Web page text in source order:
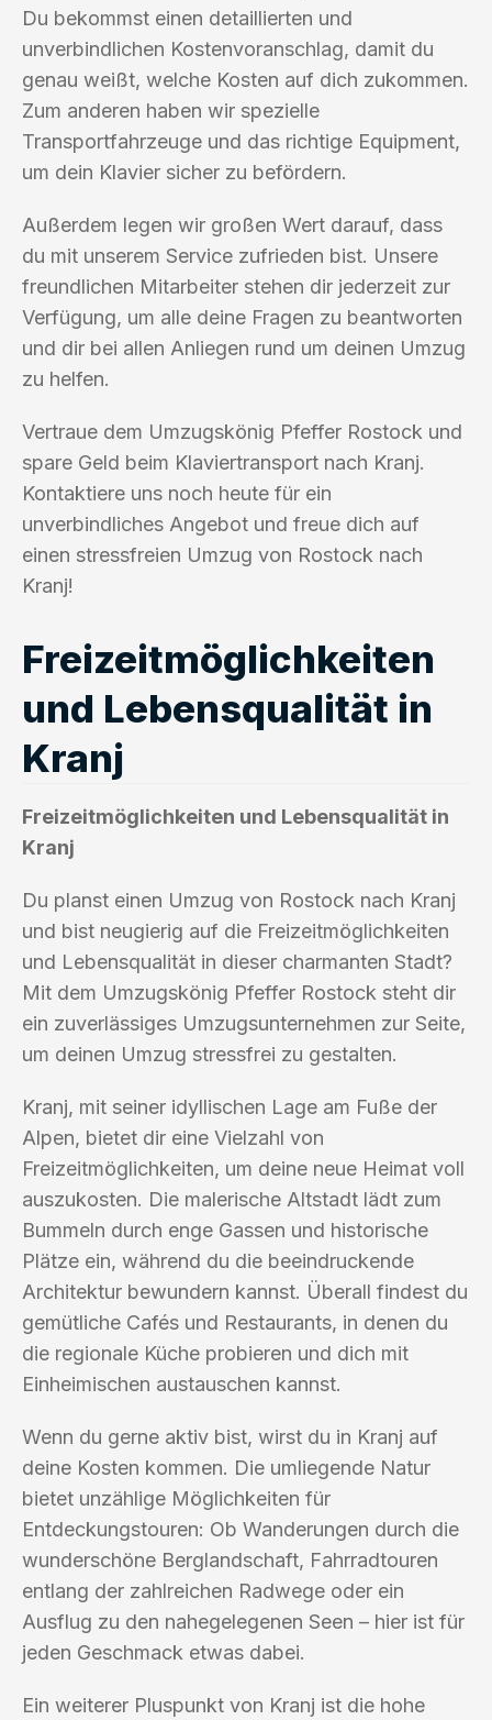
Du bekommst einen detaillierten und
unverbindlichen Kostenvoranschlag, damit du
genau weißt, welche Kosten auf dich zukommen.
Zum anderen haben wir spezielle
Transportfahrzeuge und das richtige Equipment,
um dein Klavier sicher zu befördern.
Außerdem legen wir großen Wert darauf, dass
du mit unserem Service zufrieden bist. Unsere
freundlichen Mitarbeiter stehen dir jederzeit zur
Verfügung, um alle deine Fragen zu beantworten
und dir bei allen Anliegen rund um deinen Umzug
zu helfen.
Vertraue dem Umzugskönig Pfeffer Rostock und
spare Geld beim Klaviertransport nach Kranj.
Kontaktiere uns noch heute für ein
unverbindliches Angebot und freue dich auf
einen stressfreien Umzug von Rostock nach
Kranj!
Freizeitmöglichkeiten
und Lebensqualität in
Kranj
Freizeitmöglichkeiten und Lebensqualität in
Kranj
Du planst einen Umzug von Rostock nach Kranj
und bist neugierig auf die Freizeitmöglichkeiten
und Lebensqualität in dieser charmanten Stadt?
Mit dem Umzugskönig Pfeffer Rostock steht dir
ein zuverlässiges Umzugsunternehmen zur Seite,
um deinen Umzug stressfrei zu gestalten.
Kranj, mit seiner idyllischen Lage am Fuße der
Alpen, bietet dir eine Vielzahl von
Freizeitmöglichkeiten, um deine neue Heimat voll
auszukosten. Die malerische Altstadt lädt zum
Bummeln durch enge Gassen und historische
Plätze ein, während du die beeindruckende
Architektur bewundern kannst. Überall findest du
gemütliche Cafés und Restaurants, in denen du
die regionale Küche probieren und dich mit
Einheimischen austauschen kannst.
Wenn du gerne aktiv bist, wirst du in Kranj auf
deine Kosten kommen. Die umliegende Natur
bietet unzählige Möglichkeiten für
Entdeckungstouren: Ob Wanderungen durch die
wunderschöne Berglandschaft, Fahrradtouren
entlang der zahlreichen Radwege oder ein
Ausflug zu den nahegelegenen Seen – hier ist für
jeden Geschmack etwas dabei.
Ein weiterer Pluspunkt von Kranj ist die hohe